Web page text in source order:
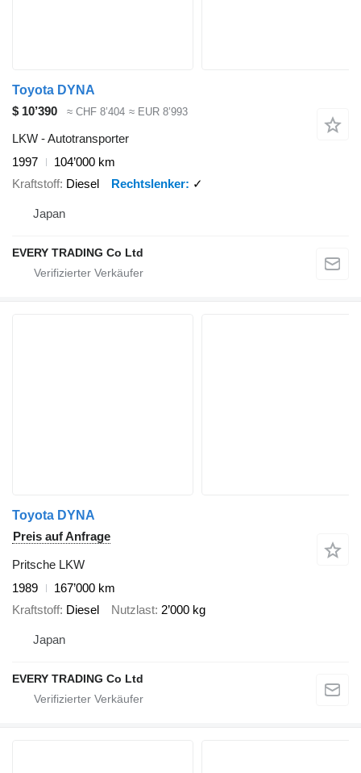
Toyota DYNA
$ 10’390
≈ CHF 8’404 ≈ EUR 8’993
LKW - Autotransporter
1997
104’000 km
Kraftstoff Diesel Rechtslenker ✓
Japan
EVERY TRADING Co Ltd
Toyota DYNA
Preis auf Anfrage
Pritsche LKW
1989
167’000 km
Kraftstoff Diesel Nutzlast 2’000 kg
Japan
EVERY TRADING Co Ltd